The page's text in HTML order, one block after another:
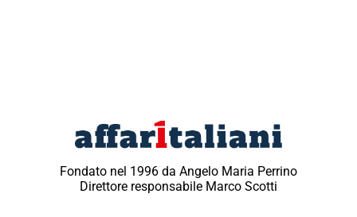
Fondato nel 1996 da Angelo Maria Perrino
Direttore responsabile Marco Scotti